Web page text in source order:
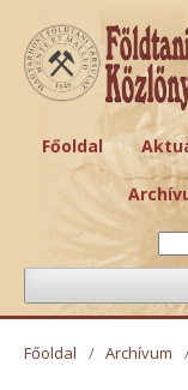
Főoldal
Főoldal / Archívum